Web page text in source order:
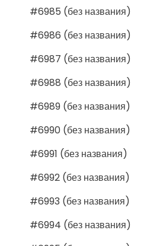
#6985 (без названия)
#6986 (без названия)
#6987 (без названия)
#6988 (без названия)
#6989 (без названия)
#6990 (без названия)
#6991 (без названия)
#6992 (без названия)
#6993 (без названия)
#6994 (без названия)